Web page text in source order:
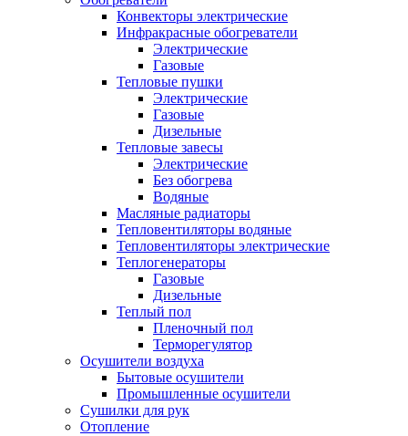
Конвекторы электрические
Инфракрасные обогреватели
Электрические
Газовые
Тепловые пушки
Электрические
Газовые
Дизельные
Тепловые завесы
Электрические
Без обогрева
Водяные
Масляные радиаторы
Тепловентиляторы водяные
Тепловентиляторы электрические
Теплогенераторы
Газовые
Дизельные
Теплый пол
Пленочный пол
Терморегулятор
Осушители воздуха
Бытовые осушители
Промышленные осушители
Сушилки для рук
Отопление